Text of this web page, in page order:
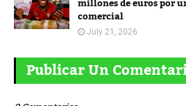
comercial
July 21, 2026
Publicar Un